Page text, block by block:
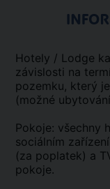
Hotely / Lodge
závislosti na
pozemku, který
(možné
Pokoje: všechny
sociálním
(za poplatek) a
pokoje.